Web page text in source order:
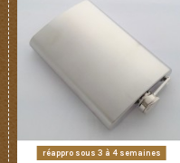
réappro sous 3 à 4 semaines